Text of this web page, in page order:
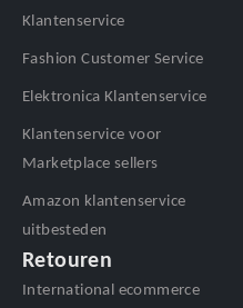
Klantenservice
Fashion Customer Service
Elektronica Klantenservice
Klantenservice voor
Marketplace sellers
Amazon klantenservice
uitbesteden
Retouren
International ecommerce